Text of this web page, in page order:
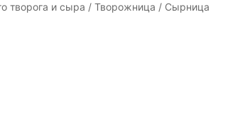
творога и сырa / Творожница / Сырница